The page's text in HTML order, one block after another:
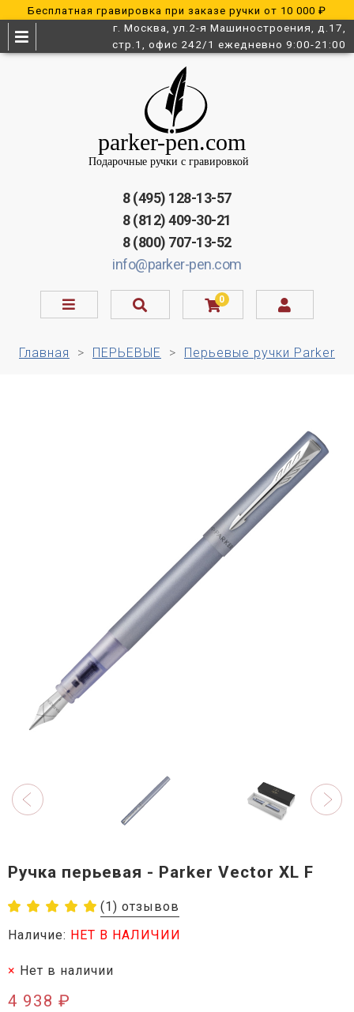
Бесплатная гравировка при заказе ручки от 10 000 ₽
г. Москва, ул.2-я Машиностроения, д.17,
стр.1, офис 242/1 ежедневно 9:00-21:00
8 (495) 128-13-57
8 (812) 409-30-21
8 (800) 707-13-52
info@parker-pen.com
0
Главная ПЕРЬЕВЫЕ Перьевые ручки Parker
Ручка перьевая - Parker Vector XL F
(1) отзывов
Наличие: НЕТ В НАЛИЧИИ
Нет в наличии
4 938 ₽